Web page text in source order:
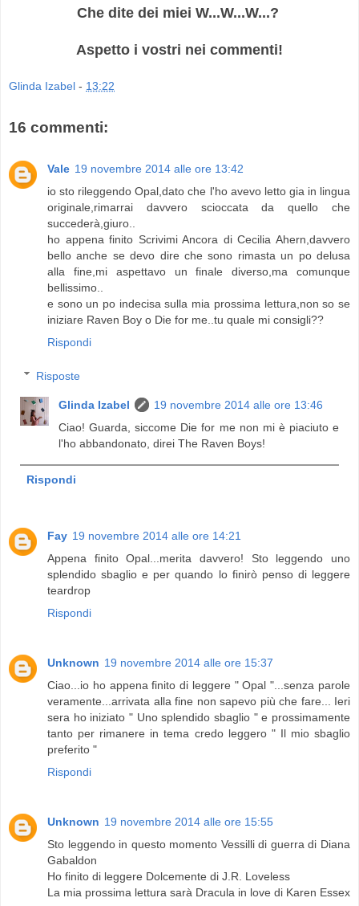
Che dite dei miei W...W...W...?
Aspetto i vostri nei commenti!
Glinda Izabel - 13:22
16 commenti:
Vale 19 novembre 2014 alle ore 13:42
io sto rileggendo Opal,dato che l'ho avevo letto gia in lingua
originale,rimarrai davvero scioccata da quello che
succederà,giuro..
ho appena finito Scrivimi Ancora di Cecilia Ahern,davvero
bello anche se devo dire che sono rimasta un po delusa
alla fine,mi aspettavo un finale diverso,ma comunque
bellissimo..
e sono un po indecisa sulla mia prossima lettura,non so se
iniziare Raven Boy o Die for me..tu quale mi consigli??
Rispondi
Risposte
Glinda Izabel
19 novembre 2014 alle ore 13:46
Ciao! Guarda, siccome Die for me non mi è piaciuto e
l'ho abbandonato, direi The Raven Boys!
Rispondi
Fay 19 novembre 2014 alle ore 14:21
Appena finito Opal...merita davvero! Sto leggendo uno
splendido sbaglio e per quando lo finirò penso di leggere
teardrop
Rispondi
Unknown 19 novembre 2014 alle ore 15:37
Ciao...io ho appena finito di leggere " Opal "...senza parole
veramente...arrivata alla fine non sapevo più che fare... Ieri
sera ho iniziato " Uno splendido sbaglio " e prossimamente
tanto per rimanere in tema credo leggero " Il mio sbaglio
preferito "
Rispondi
Unknown 19 novembre 2014 alle ore 15:55
Sto leggendo in questo momento Vessilli di guerra di Diana
Gabaldon
Ho finito di leggere Dolcemente di J.R. Loveless
La mia prossima lettura sarà Dracula in love di Karen Essex